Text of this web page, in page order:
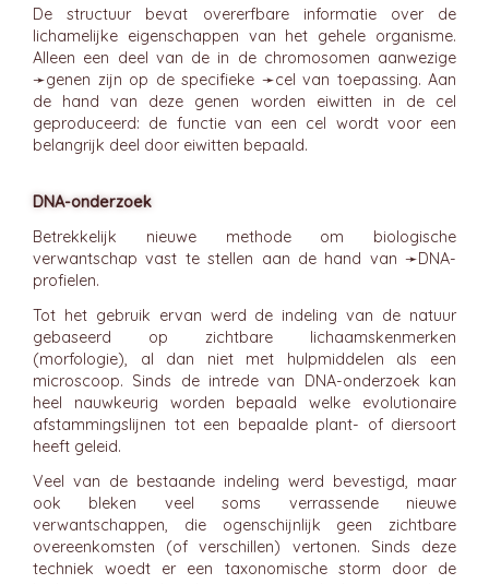
De structuur bevat overerfbare informatie over de
lichamelijke eigenschappen van het gehele organisme.
Alleen een deel van de in de chromosomen aanwezige
➛genen zijn op de specifieke ➛cel van toepassing. Aan
de hand van deze genen worden eiwitten in de cel
geproduceerd: de functie van een cel wordt voor een
belangrijk deel door eiwitten bepaald.
DNA-onderzoek
Betrekkelijk nieuwe methode om biologische
verwantschap vast te stellen aan de hand van ➛DNA-
profielen.
Tot het gebruik ervan werd de indeling van de natuur
gebaseerd op zichtbare lichaamskenmerken
(morfologie), al dan niet met hulpmiddelen als een
microscoop. Sinds de intrede van DNA-onderzoek kan
heel nauwkeurig worden bepaald welke evolutionaire
afstammingslijnen tot een bepaalde plant- of diersoort
heeft geleid.
Veel van de bestaande indeling werd bevestigd, maar
ook bleken veel soms verrassende nieuwe
verwantschappen, die ogenschijnlijk geen zichtbare
overeenkomsten (of verschillen) vertonen. Sinds deze
techniek woedt er een taxonomische storm door de